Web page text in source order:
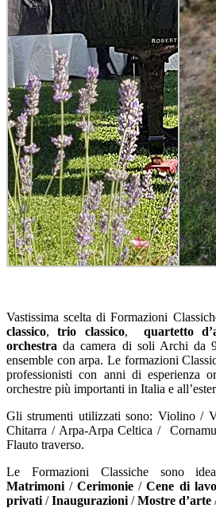
Vastissima scelta di Formazioni
classico,trio classico,quartetto
orchestra da camera di soli Archi da
ensemble con arpa. Le formazioni
professionisti con anni di esperienza
orchestre più importanti in Italia e
Gli strumenti utilizzati sono: Violino /
Chitarra / Arpa-Arpa Celtica /
Flauto traverso.
Le Formazioni Classiche sono
Matrimoni /Cerimonie /Cene di
privati /Inaugurazioni /Mostre d’arte